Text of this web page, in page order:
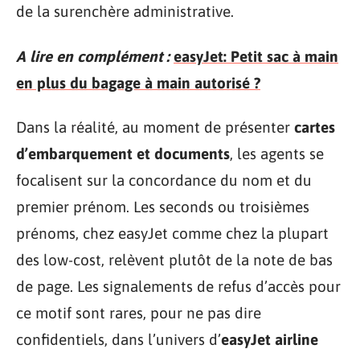
de la surenchère administrative.
A lire en complément : easyJet: Petit sac à main
en plus du bagage à main autorisé ?
Dans la réalité, au moment de présenter cartes
d’embarquement et documents, les agents se
focalisent sur la concordance du nom et du
premier prénom. Les seconds ou troisièmes
prénoms, chez easyJet comme chez la plupart
des low-cost, relèvent plutôt de la note de bas
de page. Les signalements de refus d’accès pour
ce motif sont rares, pour ne pas dire
confidentiels, dans l’univers d’easyJet airline